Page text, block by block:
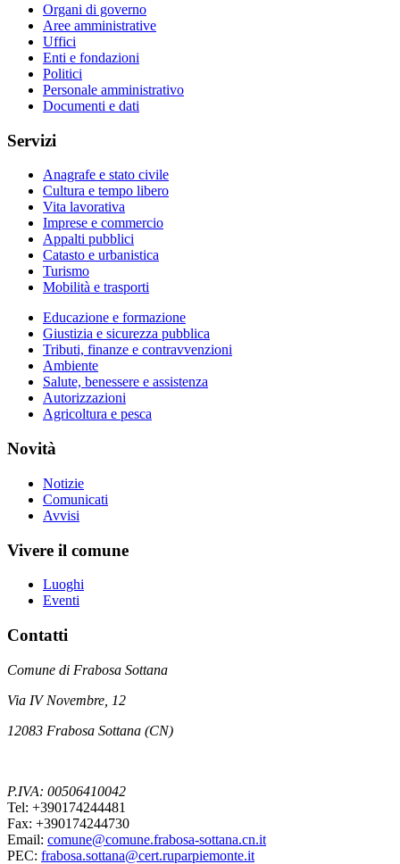
Organi di governo
Aree amministrative
Uffici
Enti e fondazioni
Politici
Personale amministrativo
Documenti e dati
Servizi
Anagrafe e stato civile
Cultura e tempo libero
Vita lavorativa
Imprese e commercio
Appalti pubblici
Catasto e urbanistica
Turismo
Mobilità e trasporti
Educazione e formazione
Giustizia e sicurezza pubblica
Tributi, finanze e contravvenzioni
Ambiente
Salute, benessere e assistenza
Autorizzazioni
Agricoltura e pesca
Novità
Notizie
Comunicati
Avvisi
Vivere il comune
Luoghi
Eventi
Contatti
Comune di Frabosa Sottana
Via IV Novembre, 12
12083 Frabosa Sottana (CN)
P.IVA: 00506410042
Tel: +390174244481
Fax: +390174244730
Email: comune@comune.frabosa-sottana.cn.it
PEC: frabosa.sottana@cert.ruparpiemonte.it